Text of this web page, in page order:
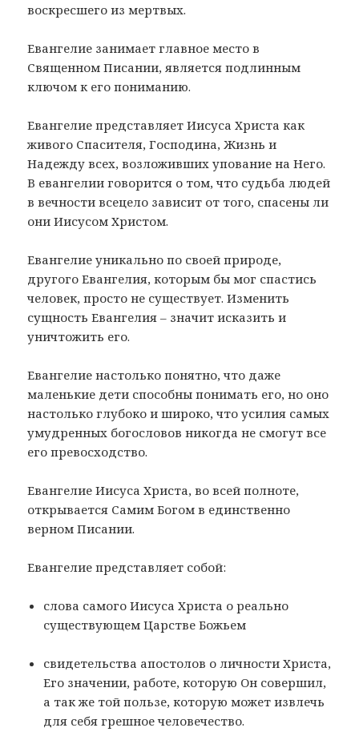
воскресшего из мертвых.
Евангелие занимает главное место в
Священном Писании, является подлинным
ключом к его пониманию.
Евангелие представляет Иисуса Христа как
живого Спасителя, Господина, Жизнь и
Надежду всех, возложивших упование на Него.
В евангелии говорится о том, что судьба людей
в вечности всецело зависит от того, спасены ли
они Иисусом Христом.
Евангелие уникально по своей природе,
другого Евангелия, которым бы мог спастись
человек, просто не существует. Изменить
сущность Евангелия – значит исказить и
уничтожить его.
Евангелие настолько понятно, что даже
маленькие дети способны понимать его, но оно
настолько глубоко и широко, что усилия самых
умудренных богословов никогда не смогут все
его превосходство.
Евангелие Иисуса Христа, во всей полноте,
открывается Самим Богом в единственно
верном Писании.
Евангелие представляет собой:
слова самого Иисуса Христа о реально
существующем Царстве Божьем
свидетельства апостолов о личности Христа,
Его значении, работе, которую Он совершил,
а так же той пользе, которую может извлечь
для себя грешное человечество.